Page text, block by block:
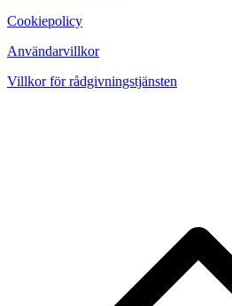
Cookiepolicy
Användarvillkor
Villkor för rådgivningstjänsten